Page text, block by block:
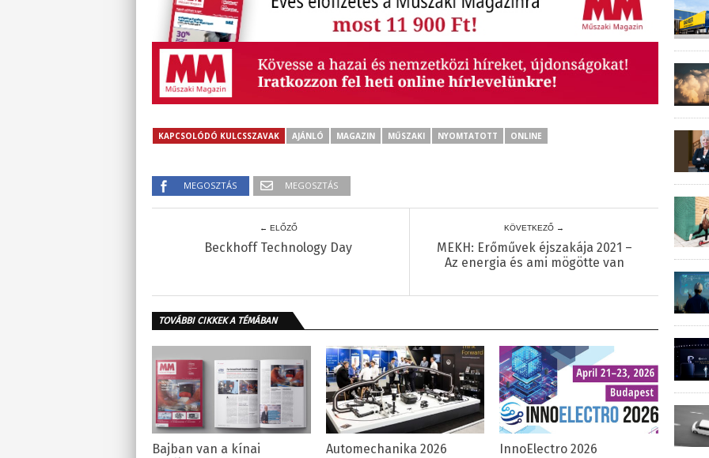
KAPCSOLÓDÓ KULCSSZAVAK AJÁNLÓ MAGAZIN MŰSZAKI NYOMTATOTT ONLINE
MEGOSZTÁS MEGOSZTÁS
← ELŐZŐ
Beckhoff Technology Day
KÖVETKEZŐ →
MEKH: Erőművek éjszakája 2021 –
Az energia és ami mögötte van
TOVÁBBI CIKKEK A TÉMÁBAN
Bajban van a kínai
Automechanika 2026 InnoElectro 2026